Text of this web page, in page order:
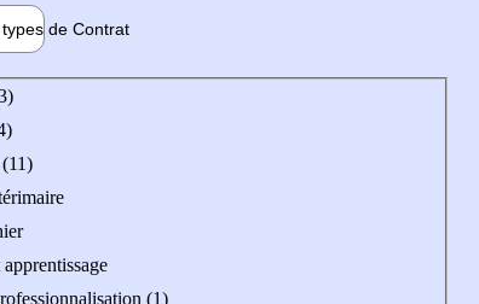
de Contrat
(1)